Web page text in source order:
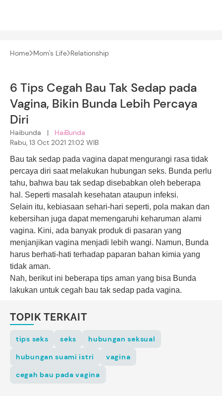
Home Mom's Life Relationship
6 Tips Cegah Bau Tak Sedap pada
Vagina, Bikin Bunda Lebih Percaya
Diri
Haibunda | HaiBunda
Rabu, 13 Oct 2021 21:02 WIB
Bau tak sedap pada vagina dapat mengurangi rasa tidak
percaya diri saat melakukan hubungan seks. Bunda perlu
tahu, bahwa bau tak sedap disebabkan oleh beberapa
hal. Seperti masalah kesehatan ataupun infeksi.
Selain itu, kebiasaan sehari-hari seperti, pola makan dan
kebersihan juga dapat memengaruhi keharuman alami
vagina. Kini, ada banyak produk di pasaran yang
menjanjikan vagina menjadi lebih wangi. Namun, Bunda
harus berhati-hati terhadap paparan bahan kimia yang
tidak aman.
Nah, berikut ini beberapa tips aman yang bisa Bunda
lakukan untuk cegah bau tak sedap pada vagina.
TOPIK TERKAIT
tips seks seks
hubungan seksual
hubungan suami istri
vagina
cegah bau pada vagina